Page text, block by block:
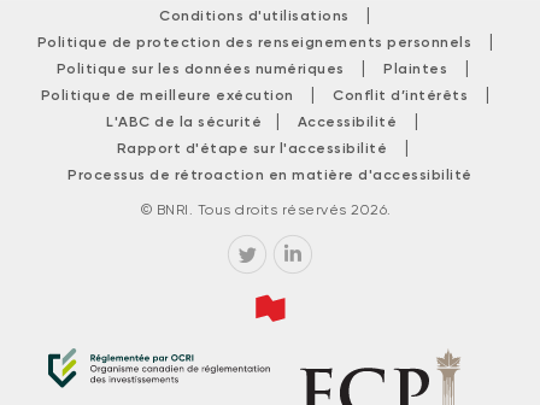
Conditions d'utilisations |
Politique de protection des renseignements personnels |
Politique sur les données numériques | Plaintes |
Politique de meilleure exécution | Conflit d’intérêts |
L'ABC de la sécurité | Accessibilité |
Rapport d'étape sur l'accessibilité |
Processus de rétroaction en matière d'accessibilité
© BNRI. Tous droits réservés 2026.